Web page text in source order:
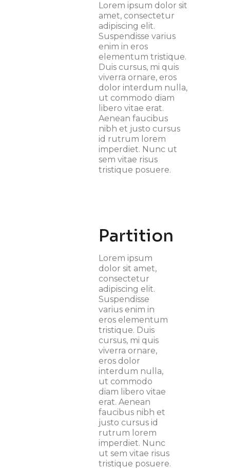
Lorem ipsum dolor sit
amet, consectetur
adipiscing elit.
Suspendisse varius
enim in eros
elementum tristique.
Duis cursus, mi quis
viverra ornare, eros
dolor interdum nulla,
ut commodo diam
libero vitae erat.
Aenean faucibus
nibh et justo cursus
id rutrum lorem
imperdiet. Nunc ut
sem vitae risus
tristique posuere.
Partition
Lorem ipsum
dolor sit amet,
consectetur
adipiscing elit.
Suspendisse
varius enim in
eros elementum
tristique. Duis
cursus, mi quis
viverra ornare,
eros dolor
interdum nulla,
ut commodo
diam libero vitae
erat. Aenean
faucibus nibh et
justo cursus id
rutrum lorem
imperdiet. Nunc
ut sem vitae risus
tristique posuere.